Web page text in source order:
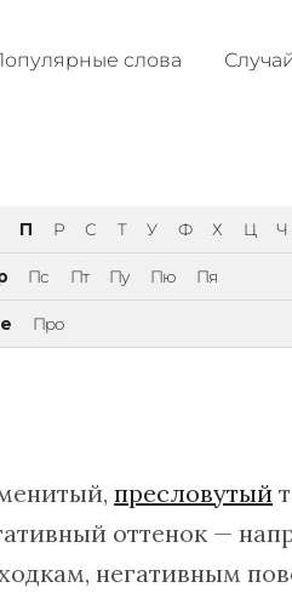
cлова
П Р С Т У Ф Х Ц Ч
Пс Пт Пу Пю Пя
Про
пресловутый
оттенок —
негативным